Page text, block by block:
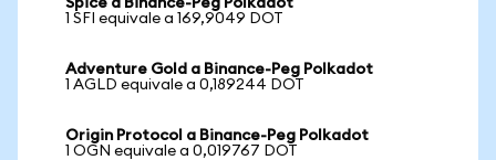
Spice a Binance-Peg Polkadot
1 SFI equivale a 169,9049 DOT
Adventure Gold a Binance-Peg Polkadot
1 AGLD equivale a 0,189244 DOT
Origin Protocol a Binance-Peg Polkadot
1 OGN equivale a 0,019767 DOT